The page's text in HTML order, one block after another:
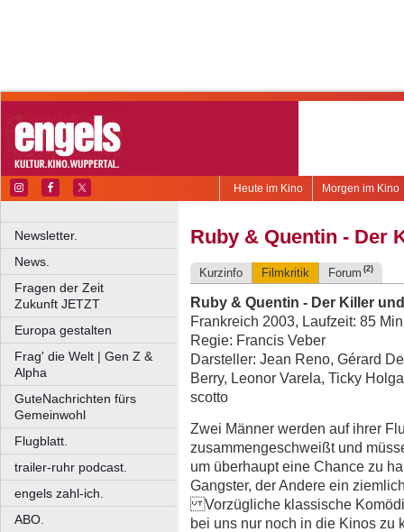
Morgen im Kino
Heute im Kino
Newsletter.
News.
Fragen der Zeit
Zukunft JETZT
Europa gestalten
Frag' die Welt | Gen Z &
Alpha
GuteNachrichten fürs
Gemeinwohl
Flugblatt.
trailer-ruhr podcast.
engels zahl-ich.
ABO.
Ruby & Quentin - Der
Kurzinfo Filmkritik Forum (2)
Ruby & Quentin - Der Killer
Frankreich 2003, Laufzeit: 85
Regie: Francis Veber
Darsteller: Jean Reno, Gérard
Berry, Leonor Varela, Ticky
scotto
Zwei Männer werden auf ihrer
zusammengeschweißt und
um überhaupt eine Chance zu
Gangster, der Andere ein
Vorzügliche klassische
bei uns nur noch in die Kinos zu